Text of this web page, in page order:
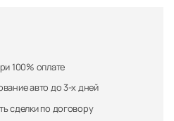
100% оплате
авто до 3-х дней
сделки по договору